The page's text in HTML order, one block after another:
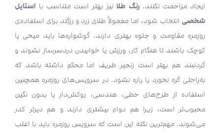
ایجاد مزاحمت نکنند. رنگ طلا نیز بهتر است متناسب با استایل
شخصی انتخاب شود، اما معمولاً طلای زرد و رزگلد برای استفاده‌ی
روزمره مقاومت و جلوه بهتری دارند. گوشواره‌ها باید میخی یا
کوچک باشند تا هنگام کار، ورزش یا خوابیدن دردسرساز نشوند و
گردنبند هم بهتر است زنجیر ظریف اما محکم داشته باشد که
به‌راحتی گره نخورد یا پاره نشود. در سرویس‌های روزمره همچنین
استفاده از طرح‌های خطی، هندسی، روکش‌دار یا بدون نگین
محبوب‌تر است، زیرا هم دوام بیشتری دارند و هم دیرتر کدر
می‌شوند. مهم‌ترین نکته این است که سرویس روزمره باید با اغلب